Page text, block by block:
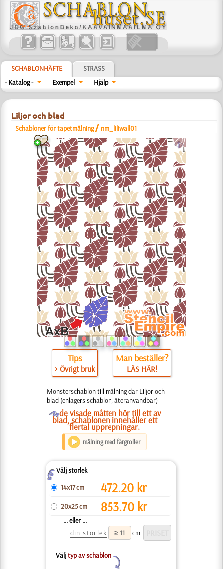
SCHABLONHÄFTE
STRASS
- Katalog -
Exempel Hjälp
Liljor och blad
Schabloner för tapetmålning / nm_liliwall01
a
Tips
> Övrigt bruk
Man beställer?
LÄS HÄR!
Mönsterschablon till målning där Liljor och
blad (enlagers schablon, återanvändbar)
Ode visade måtten hör till ett av
blad, schablonen innehåller ett
flertal upprepningar.
målning med färgroller
ZVälj storlek
14x17 cm
472.20 kr
20x25 cm 853.70 kr
... eller ...
din storlek
cm
Väljtyp av schablon
Y